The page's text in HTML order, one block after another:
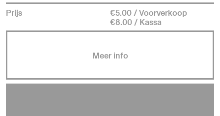
Prijs
€5.00 / Voorverkoop
€8.00 / Kassa
Meer info